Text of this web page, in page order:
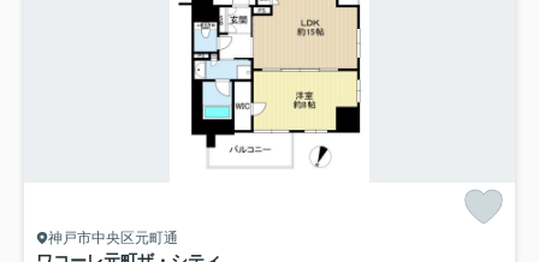
神戸市中央区元町通